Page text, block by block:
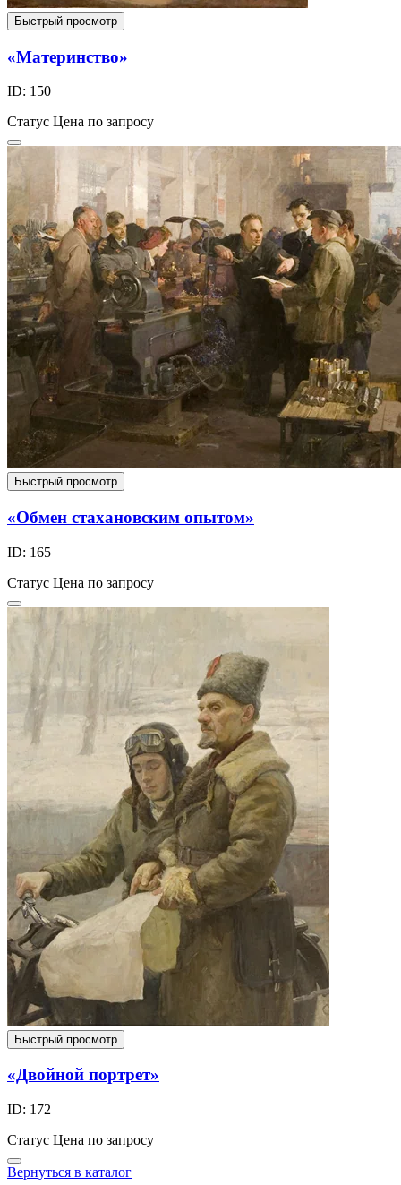
Быстрый просмотр
«Материнство»
ID: 150
Статус Цена по запросу
Быстрый просмотр
«Обмен стахановским опытом»
ID: 165
Статус Цена по запросу
Быстрый просмотр
«Двойной портрет»
ID: 172
Статус Цена по запросу
Вернуться в каталог